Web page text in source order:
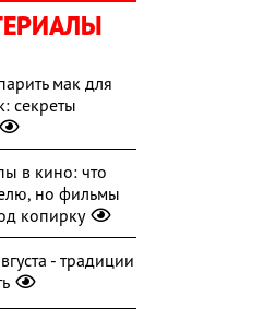
мак для
секреты
в кино: что
но фильмы
копирку
- традиции